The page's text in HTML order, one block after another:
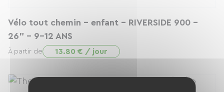
Vélo tout chemin - enfant - RIVERSIDE 900 -
26" - 9-12 ANS
À partir de 13.80 € / jour